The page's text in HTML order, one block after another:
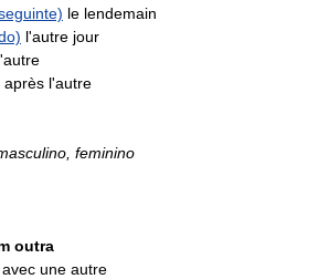
le lendemain
l'autre jour
après l'autre
feminino
outra
une autre